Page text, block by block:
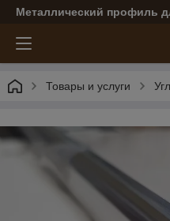
Металлический профиль
Товары и услуги